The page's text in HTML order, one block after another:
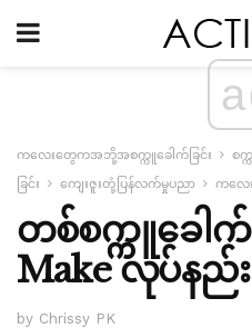
ကလေးတွေကအဘို့အစက္ကူခေါက်ခြင်း စက္
ခြင်း
ကျေးဇူးတုံ့ပြန်လက်မှုပညာ ကလေး
တစ်စက္ကူခေါ
Make လုပ်နည်း
by Chrissy PK